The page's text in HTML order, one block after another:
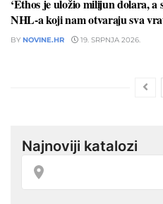
‘Ethos je uložio milijun dolara,
NHL-a koji nam otvaraju sva
BY NOVINE.HR 19. SRPNJA 2026.